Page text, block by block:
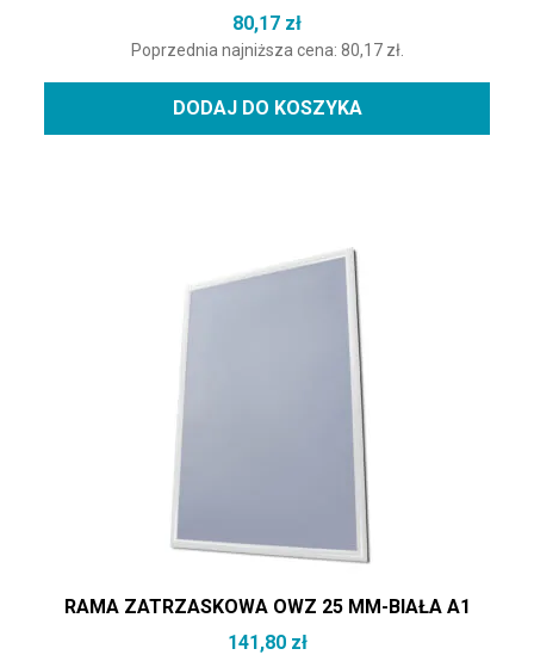
80,17 zł
Poprzednia najniższa cena: 80,17 zł.
DODAJ DO KOSZYKA
RAMA ZATRZASKOWA OWZ 25 MM-BIAŁA A1
141,80 zł